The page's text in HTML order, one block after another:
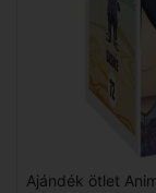
Ajándék ötlet